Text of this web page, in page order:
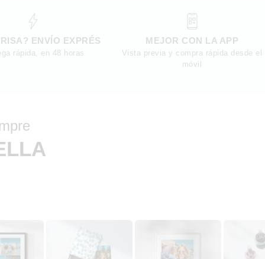
ENVÍO EXPRÉS
rápida, en 48 horas
MEJOR CON LA APP
Vista previa y compra rápida desde el
móvil